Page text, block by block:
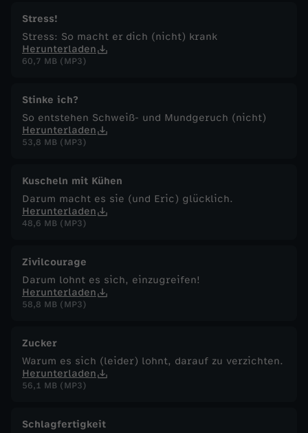
t
'
b
e
s
s
r
?
Stress!
Stress: So macht er dich (nicht) krank
Herunterladen
60,7 MB (MP3)
Stinke ich?
So entstehen Schweiß- und Mundgeruch (nicht)
Herunterladen
53,8 MB (MP3)
Kuscheln mit Kühen
Darum macht es sie (und Eric) glücklich.
Herunterladen
48,6 MB (MP3)
Zivilcourage
Darum lohnt es sich, einzugreifen!
Herunterladen
58,8 MB (MP3)
Zucker
Warum es sich (leider) lohnt, darauf zu verzichten.
Herunterladen
56,1 MB (MP3)
Schlagfertigkeit